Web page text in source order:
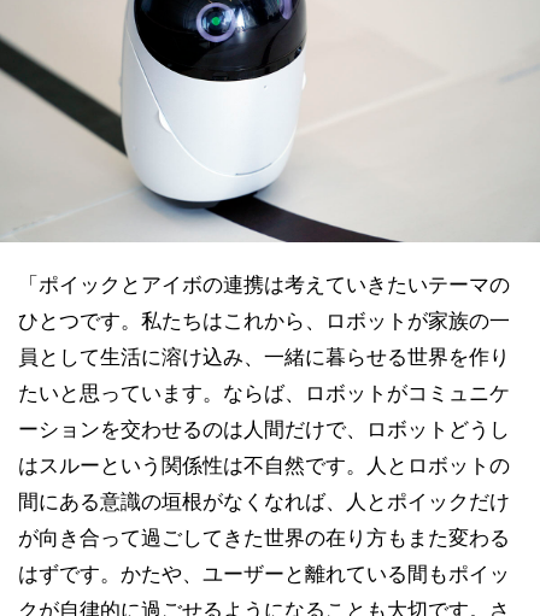
「ポイックとアイボの連携は考えていきたいテーマの
ひとつです。私たちはこれから、ロボットが家族の一
員として生活に溶け込み、一緒に暮らせる世界を作り
たいと思っています。ならば、ロボットがコミュニケ
ーションを交わせるのは人間だけで、ロボットどうし
はスルーという関係性は不自然です。人とロボットの
間にある意識の垣根がなくなれば、人とポイックだけ
が向き合って過ごしてきた世界の在り方もまた変わる
はずです。かたや、ユーザーと離れている間もポイッ
クが自律的に過ごせるようになることも大切です。さ